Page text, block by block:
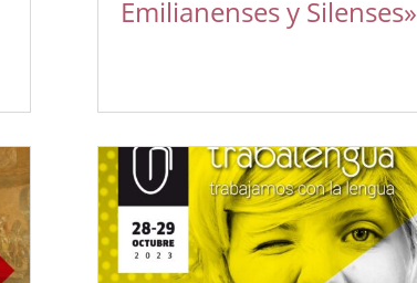
Emilianenses y Silenses»